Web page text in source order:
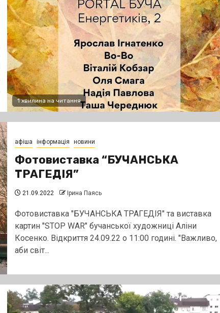
1 хвилина на читання
афіша інформація новини
Фотовиставка “БУЧАНСЬКА
ТРАГЕДІЯ”
21.09.2022 Ірина Паясь
Фотовиставка "БУЧАНСЬКА ТРАГЕДІЯ" та виставка
картин "STOP WAR" бучанської художниці Аліни
Косенко. Відкриття 24.09.22 о 11:00 годині. "Важливо,
аби світ...